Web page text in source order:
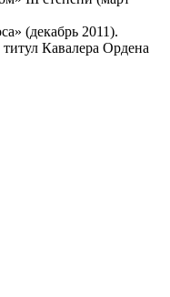
(декабрь 2011).
Кавалера Ордена